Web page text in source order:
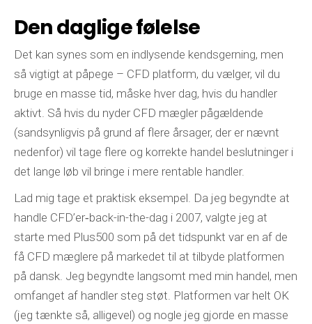
Den daglige følelse
Det kan synes som en indlysende kendsgerning, men
så vigtigt at påpege – CFD platform, du vælger, vil du
bruge en masse tid, måske hver dag, hvis du handler
aktivt. Så hvis du nyder CFD mægler pågældende
(sandsynligvis på grund af flere årsager, der er nævnt
nedenfor) vil tage flere og korrekte handel beslutninger i
det lange løb vil bringe i mere rentable handler.
Lad mig tage et praktisk eksempel. Da jeg begyndte at
handle CFD’er‐back-in-the-dag i 2007, valgte jeg at
starte med Plus500 som på det tidspunkt var en af ​​de
få CFD mæglere på markedet til at tilbyde platformen
på dansk. Jeg begyndte langsomt med min handel, men
omfanget af handler steg støt. Platformen var helt OK
(jeg tænkte så, alligevel) og nogle jeg gjorde en masse